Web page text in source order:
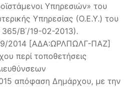
Υπηρεσιών» του
Υπηρεσίας (Ο.Ε.Υ.) του
Β΄/19-02-2013).
2014 [ΑΔΑ:ΩΡΛΠΩΛΓ-ΠΑΖ]
περί τοποθετήσεις
απόφαση Δημάρχου, με την